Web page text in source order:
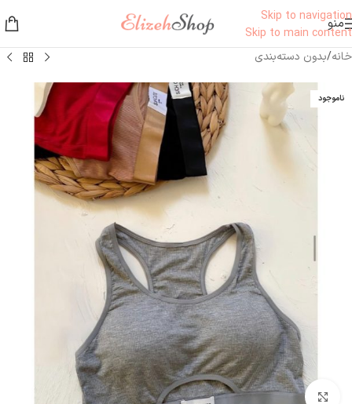
Skip to navigation
Skip to main content
منو
خانه/بدون دسته‌بندی
ناموجود
بزرگنمایی تصویر